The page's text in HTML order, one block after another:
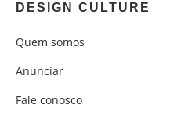
DESIGN CULTURE
Quem somos
Anunciar
Fale conosco